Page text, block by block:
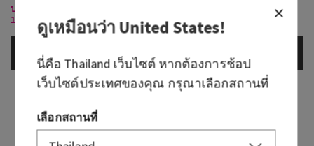
บอดี้แคร์ที่ร่วมรายการ 3 ชิ้น
1,000 บาท
บอดี้แคร์ที่ร่วมรายการ 3 ชิ้น
1,000 บาท
ดูเหมือนว่าUnited States!
นี่คือ Thailand เว็บไซต์ หากต้องการช้อป
เว็บไซต์ประเทศของคุณ กรุณาเลือกสถานที่
เลือกสถานที่